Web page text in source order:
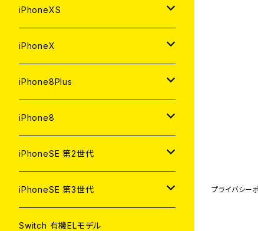
中古（整備済み）
中古（整備済み）
新品
中古（整備済み）
中古（整備済み）
新品
中古（整備済み）
64GB
新品
中古（整備済み）
新品
中古（整備済み）
128GB
新品
中古（整備済み）
64GB
新品
中古（整備済み）
512GB
新品
中古（整備済み）
256GB
新品
中古（整備済み）
64GB
新品
中古（整備済み）
iPhoneXS
512GB
新品
中古（整備済み）
256GB
新品
中古（整備済み）
64GB
新品
中古（整備済み）
iPhoneX
256GB
新品
中古（整備済み）
64GB
新品
中古（整備済み）
iPhone8Plus
256GB
新品
中古（整備済み）
128GB
新品
中古（整備済み）
64GB
新品
iPhone8
256GB
新品
中古（整備済み）
128GB
新品
64GB
iPhoneSE 第2世代
256GB
新品
128GB
iPhoneSE 第3世代
256GB
Switch 有機ELモデル
プライバシー